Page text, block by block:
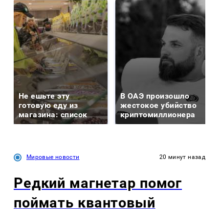
Не ешьте эту
готовую еду из
магазина: список
В ОАЭ произошло
жестокое убийство
криптомиллионера
Мировые новости 20 минут назад
Редкий магнетар помог
поймать квантовый